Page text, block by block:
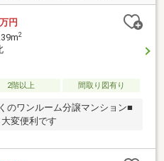
万円
2
2階以上 間取り図有り
のワンルーム分譲マンション■
変便利です